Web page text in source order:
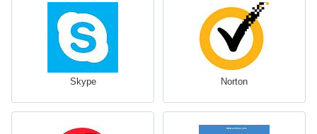
Skype Norton